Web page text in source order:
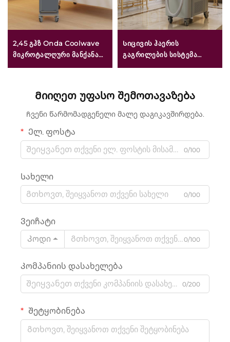
2,45 გჰზ Onda Coolwave
მიკროტალღური მანქანა
შემცირებისთვის, კანის
აწევის და შეკუმშვისთვის,
მეთოდი წონის კლების და
სხელის შემცირების
მიზნით
Სიცივის ჰაერის
გაგრილების სისტემა
ეპიდერმის დასაცავად,
უწყვეტი და არ
გამოყენებისთვის
Მიიღეთ უფასო შემოთავაზება
Ჩვენი წარმომადგენელი მალე დაგიკავშირდება.
Ელ. ფოსტა
0/100
Სახელი
0/100
Ვეიჩატი
Კოდი
0/100
Კომპანიის დასახელება
0/200
Შეტყობინება